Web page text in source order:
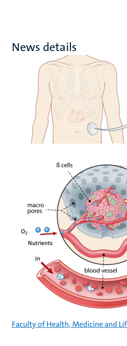
News details
Faculty of Health, Medicine and